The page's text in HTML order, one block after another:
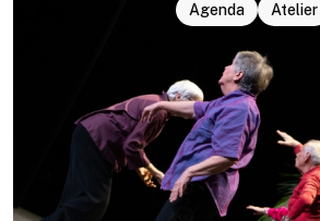
Agenda Atelier